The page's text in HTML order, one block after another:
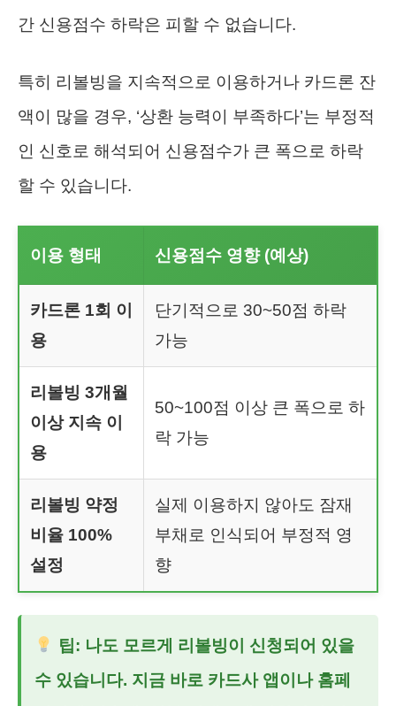
간 신용점수 하락은 피할 수 없습니다.
특히 리볼빙을 지속적으로 이용하거나 카드론 잔
액이 많을 경우, ‘상환 능력이 부족하다’는 부정적
인 신호로 해석되어 신용점수가 큰 폭으로 하락
할 수 있습니다.
이용 형태 신용점수 영향 (예상)
카드론 1회 이
용
단기적으로 30~50점 하락
가능
리볼빙 3개월
이상 지속 이
용
50~100점 이상 큰 폭으로 하
락 가능
리볼빙 약정
비율 100%
설정
실제 이용하지 않아도 잠재
부채로 인식되어 부정적 영
향
팁: 나도 모르게 리볼빙이 신청되어 있을
수 있습니다. 지금 바로 카드사 앱이나 홈페